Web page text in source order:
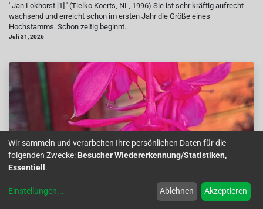
' Jan Lokhorst [1] ' (Tielko Koerts, NL, 1996) Sie ist sehr kräftig aufrecht
wachsend und erreicht schon im ersten Jahr die Größe eines
Hochstamms. Schon zeitig beginnt...
Juli 31, 2026
Anja Asshoff
September 2026
' Glockenspiel [1] ' (Karl Strümper, D, 1990) Diese Fuchsie macht ihrem
Wir sammeln und verarbeiten Ihre persönlichen Daten für die
folgenden Zwecke: Besucher Wiedererkennung/Statistiken,
Essentiell .
Einstellungen... Ablehnen Akzeptieren